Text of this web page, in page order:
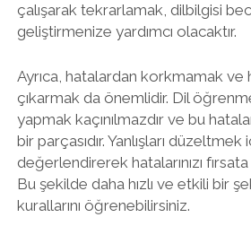
çalışarak tekrarlamak, dilbilgisi
geliştirmenize yardımcı olacaktır.
Ayrıca, hatalardan korkmamak ve
çıkarmak da önemlidir. Dil
yapmak kaçınılmazdır ve bu
bir parçasıdır. Yanlışları
değerlendirerek hatalarınızı
Bu şekilde daha hızlı ve etkili bir
kurallarını öğrenebilirsiniz.